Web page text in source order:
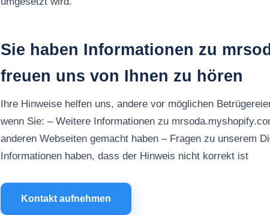
Sie haben Informationen zu
freuen uns von Ihnen zu hören
Ihre Hinweise helfen uns, andere vor möglichen
wenn Sie: – Weitere Informationen zu
anderen Webseiten gemacht haben – Fragen zu unserem
Informationen haben, dass der Hinweis nicht korrekt ist
Kontakt aufnehmen